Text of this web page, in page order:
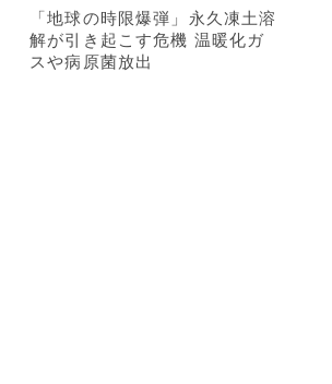
「地球の時限爆弾」永久凍土溶
解が引き起こす危機 温暖化ガ
スや病原菌放出